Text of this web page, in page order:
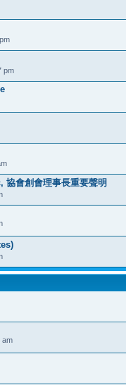
pm
會創會理事長重要聲明
am